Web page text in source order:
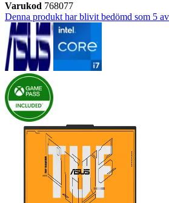
Varukod 768077
Denna produkt har blivit bedömd som 5